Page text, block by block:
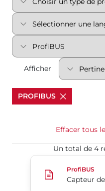
Afficher
PROFIBUS
Effacer tous
Un total de 4
Capteur de
ProfiBUS